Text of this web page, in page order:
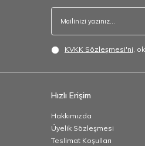
KVKK Sözleşmesi'ni,
Hızlı Erişim
Hakkımızda
Üyelik Sözleşmesi
Teslimat Koşulları